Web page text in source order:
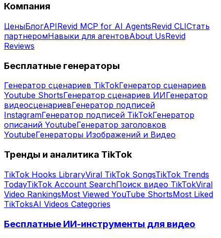
Компания
ЦеныБлогAPIRevid MCP for AI AgentsRevid CLIСтать
партнеромНавыки для агентовAbout UsRevid
Reviews
Бесплатные генераторы
Генератор сценариев TikTokГенератор сценариев
Youtube ShortsГенератор сценариев ИИГенератор
видеосценариевГенератор подписей
InstagramГенератор подписей TikTokГенератор
описаний YoutubeГенератор заголовков
YoutubeГенераторы Изображений и Видео
Тренды и аналитика TikTok
TikTok Hooks LibraryViral TikTok SongsTikTok Trends
TodayTikTok Account SearchПоиск видео TikTokViral
Video RankingsMost Viewed YouTube ShortsMost Liked
TikToksAI Videos Categories
Бесплатные ИИ-инструменты для видео